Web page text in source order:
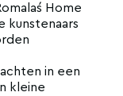
Home
kunstenaars
in een
kleine